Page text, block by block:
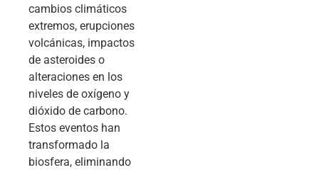
cambios climáticos
extremos, erupciones
volcánicas, impactos
de asteroides o
alteraciones en los
niveles de oxígeno y
dióxido de carbono.
Estos eventos han
transformado la
biosfera, eliminando